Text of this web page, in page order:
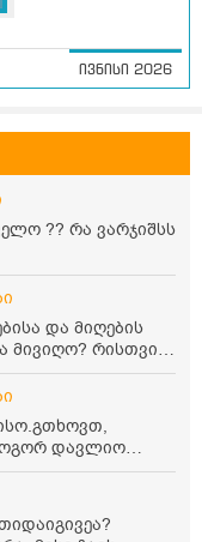
ივნისი 2026
?? რა ვარჯიშსს
და მიღების
მივიღო? რისთვის
აქვს
დავლიო
მაქვს
დონეს